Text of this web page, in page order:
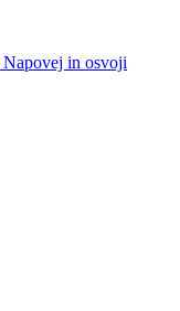
Napovej in osvoji